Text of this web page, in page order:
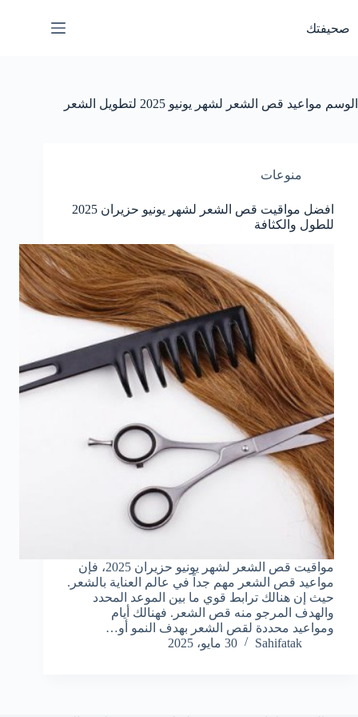
المحتوى
صحيفتك
الوسم مواعيد قص الشعر لشهر يونيو 2025 لتطويل الشعر
منوعات
افضل مواقيت قص الشعر لشهر يونيو حزيران 2025
للطول والكثافة
مواقيت قص الشعر لشهر يونيو حزيران 2025، فإن
مواعيد قص الشعر مهم جداً في عالم العناية بالشعر.
حيث إن هنالك ترابط قوي ما بين الموعد المحدد
والهدف المرجو منه قص الشعر. فهنالك أيام
ومواعيد محددة لقص الشعر بهدف النمو أو…
Sahifatak
30 مايو، 2025